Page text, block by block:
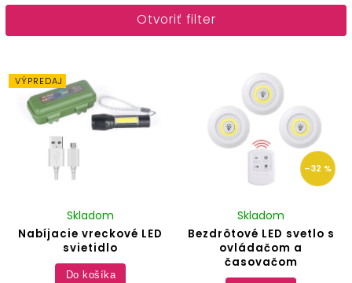
Otvoriť filter
VÝPREDAJ
Nabíjacie vreckové LED
svietidlo
Skladom
Do košíka
–32 %
Bezdrôtové LED svetlo s
ovládačom a
časovačom
Skladom